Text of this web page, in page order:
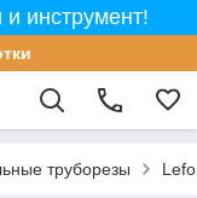
инструмент!
труборезы